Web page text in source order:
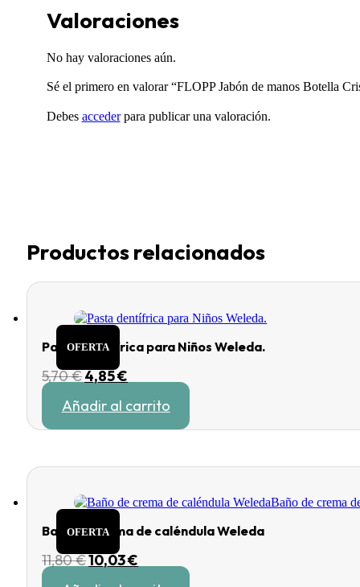
Valoraciones
No hay valoraciones aún.
Sé el primero en valorar “FLOPP Jabón de manos Botella
Debes accederpara publicar una valoración.
Productos relacionados
OFERTA
Pasta dentífrica para Niños Weleda.
5,70€El
original
era:
4,85€
actual
es:
Añadir al carrito
OFERTA
Baño de crema de caléndula Weleda
11,80€El
10,03€